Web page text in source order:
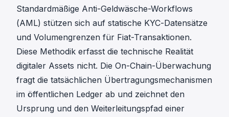
Standardmäßige Anti-Geldwäsche-Workflows
(AML) stützen sich auf statische KYC-Datensätze
und Volumengrenzen für Fiat-Transaktionen.
Diese Methodik erfasst die technische Realität
digitaler Assets nicht. Die On-Chain-Überwachung
fragt die tatsächlichen Übertragungsmechanismen
im öffentlichen Ledger ab und zeichnet den
Ursprung und den Weiterleitungspfad einer